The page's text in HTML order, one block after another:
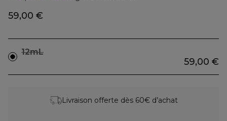
59,00 €
12mL
59,00 €
Livraison offerte dès 60€ d’achat